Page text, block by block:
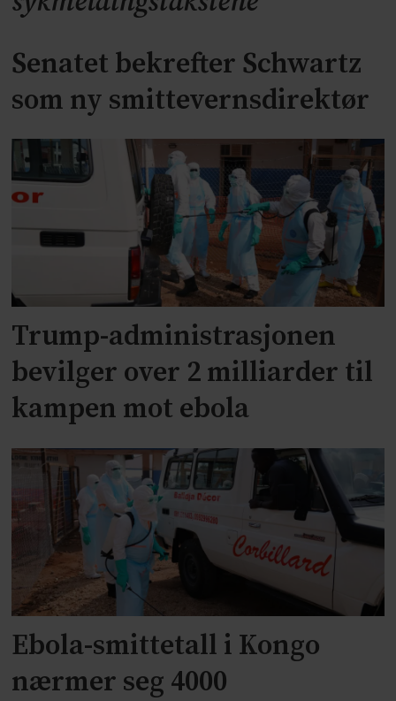
Senatet bekrefter Schwartz
som ny smittevernsdirektør
Trump-administrasjonen
bevilger over 2 milliarder til
kampen mot ebola
Ebola-smittetall i Kongo
nærmer seg 4000